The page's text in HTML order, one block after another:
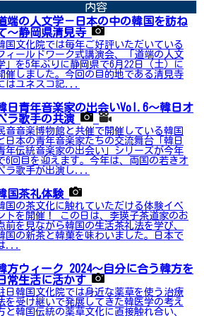
内容
端の人文学－日本の中の韓国を訪ね
～静岡県清見寺
国文化院では毎年ご好評いただいている
ィールドワーク式講演会、「道端の人文
」を5年ぶりに静岡県で6月22日（土）に
催しました。今回の目的地である清見寺
はユネスコ記...
日青年音楽家の出会いVol.6～韓日オ
ラ歌手の共演
音音楽博物館と共催で開催している韓国
日本の青年音楽家たちの交流舞台「韓日
年伝統音楽家の出会い」シリーズが今年
6回目を迎えます。今年は、両国の若きオ
ラ歌手が出演し...
国茶礼体験
国の茶文化に触れていただける体験イベ
トを開催！ この日は、李瑛子茶道家のお
前を見ながら韓国の生活茶礼法を学び、
国の新茶と韓菓を味わいました。日本で
...
方ウィーク 2024～自分に合う韓方を
常生活に活かす
日韓国文化院では身近な薬草を使う治療
を受け継いで発展してきた韓医学の考え
と韓国伝統の薬草文化に直接触れ合い、